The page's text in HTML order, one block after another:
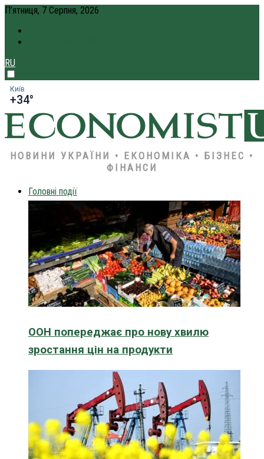
П’ятниця, 7 Серпня, 2026
RU
Київ
+34°
НОВИНИ УКРАЇНИ • ЕКОНОМІКА • БІЗНЕС •
ФІНАНСИ
Головні події
ООН попереджає про нову хвилю
зростання цін на продукти